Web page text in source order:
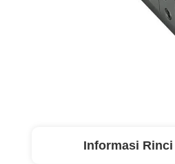
Informasi Rinci